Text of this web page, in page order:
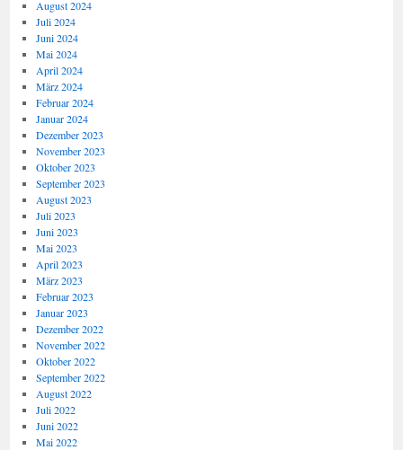
August 2024
Juli 2024
Juni 2024
Mai 2024
April 2024
März 2024
Februar 2024
Januar 2024
Dezember 2023
November 2023
Oktober 2023
September 2023
August 2023
Juli 2023
Juni 2023
Mai 2023
April 2023
März 2023
Februar 2023
Januar 2023
Dezember 2022
November 2022
Oktober 2022
September 2022
August 2022
Juli 2022
Juni 2022
Mai 2022